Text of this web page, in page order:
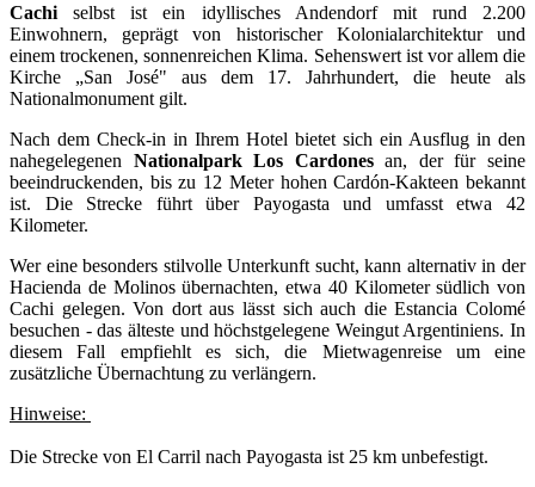
Cachiselbst ist ein idyllisches Andendorf mit rund 2.200
Einwohnern, geprägt von historischer Kolonialarchitektur und
einem trockenen, sonnenreichen Klima. Sehenswert ist vor allem die
Kirche „San José" aus dem 17. Jahrhundert, die heute als
Nationalmonument gilt.
Nach dem Check-in in Ihrem Hotel bietet sich ein Ausflug in den
nahegelegenen Nationalpark Los Cardonesan, der für seine
beeindruckenden, bis zu 12 Meter hohen Cardón-Kakteen bekannt
ist. Die Strecke führt über Payogasta und umfasst etwa 42
Kilometer.
Wer eine besonders stilvolle Unterkunft sucht, kann alternativ in der
Hacienda de Molinos übernachten, etwa 40 Kilometer südlich von
Cachi gelegen. Von dort aus lässt sich auch die Estancia Colomé
besuchen - das älteste und höchstgelegene Weingut Argentiniens. In
diesem Fall empfiehlt es sich, die Mietwagenreise um eine
zusätzliche Übernachtung zu verlängern.
Hinweise:
Die Strecke von El Carril nach Payogasta ist 25 km unbefestigt.